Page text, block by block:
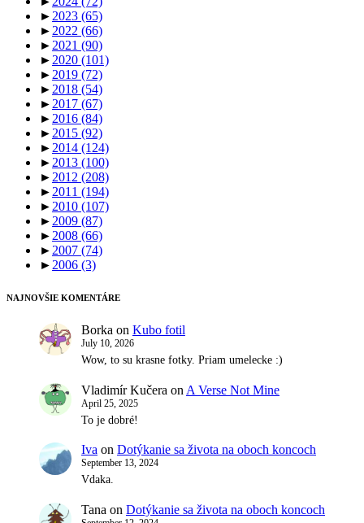
► 2023 (65)
► 2022 (66)
► 2021 (90)
► 2020 (101)
► 2019 (72)
► 2018 (54)
► 2017 (67)
► 2016 (84)
► 2015 (92)
► 2014 (124)
► 2013 (100)
► 2012 (208)
► 2011 (194)
► 2010 (107)
► 2009 (87)
► 2008 (66)
► 2007 (74)
► 2006 (3)
NAJNOVŠIE KOMENTÁRE
Borka on Kubo fotil
July 10, 2026
Wow, to su krasne fotky. Priam umelecke :)
Vladimír Kučera on A Verse Not Mine
April 25, 2025
To je dobré!
Iva on Dotýkanie sa života na oboch koncoch
September 13, 2024
Vdaka.
Tana on Dotýkanie sa života na oboch koncoch